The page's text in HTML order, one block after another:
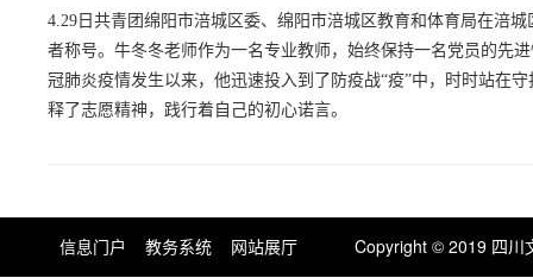
4.29日共青团绵阳市涪城区委、绵阳市涪城区教育和体育局在涪
者称号。牛冬冬老师作为一名专业教师，始终保持一名党员的先
冠肺炎疫情发生以来，他迅速投入到了防疫战“疫”中，时时站在
释了志愿精神，践行着自己的初心诺言。
信息门户 教务系统 网站展厅 Copyright © 2019 四川文